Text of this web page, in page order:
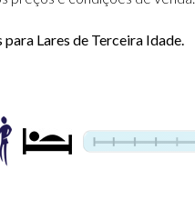
para Lares de Terceira Idade.